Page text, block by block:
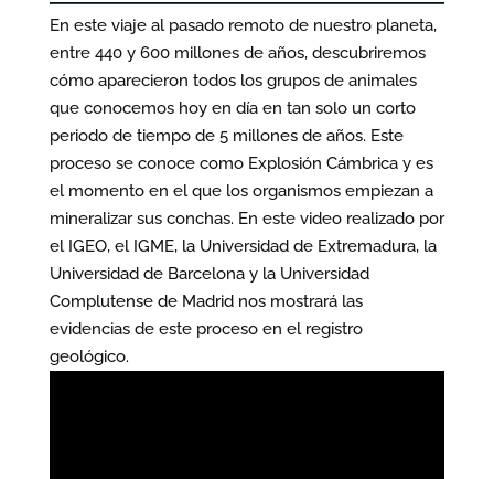
En este viaje al pasado remoto de nuestro planeta,
entre 440 y 600 millones de años, descubriremos
cómo aparecieron todos los grupos de animales
que conocemos hoy en día en tan solo un corto
periodo de tiempo de 5 millones de años. Este
proceso se conoce como Explosión Cámbrica y es
el momento en el que los organismos empiezan a
mineralizar sus conchas. En este video realizado por
el IGEO, el IGME, la Universidad de Extremadura, la
Universidad de Barcelona y la Universidad
Complutense de Madrid nos mostrará las
evidencias de este proceso en el registro
geológico.